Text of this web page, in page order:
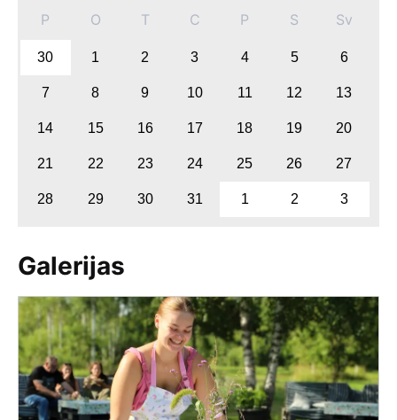
P O T C P S Sv
30 1 2 3 4 5 6
7 8 9 10 11 12 13
14 15 16 17 18 19 20
21 22 23 24 25 26 27
28 29 30 31 1 2 3
Galerijas